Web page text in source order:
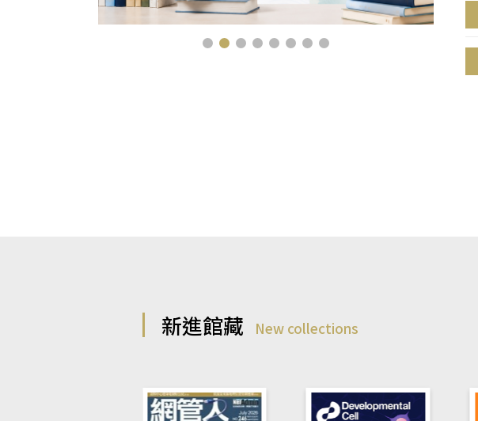
新進館藏 New collections